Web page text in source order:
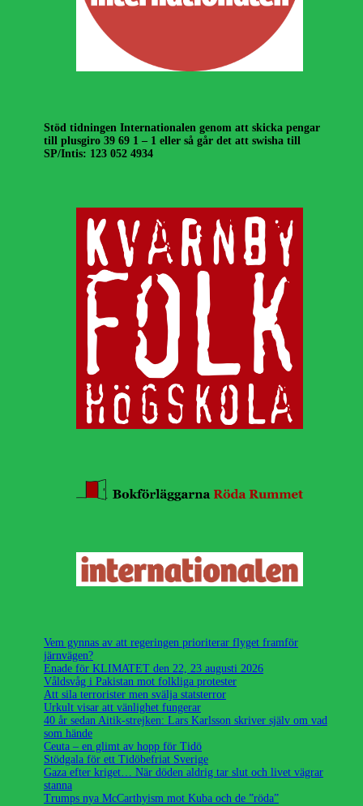
Stöd tidningen Internationalen genom att skicka pengar
till plusgiro 39 69 1 – 1 eller så går det att swisha till
SP/Intis: 123 052 4934
Vem gynnas av att regeringen prioriterar flyget framför
järnvägen?
Enade för KLIMATET den 22, 23 augusti 2026
Våldsvåg i Pakistan mot folkliga protester
Att sila terrorister men svälja statsterror
Urkult visar att vänlighet fungerar
40 år sedan Aitik-strejken: Lars Karlsson skriver själv om vad
som hände
Ceuta – en glimt av hopp för Tidö
Stödgala för ett Tidöbefriat Sverige
Gaza efter kriget… När döden aldrig tar slut och livet vägrar
stanna
Trumps nya McCarthyism mot Kuba och de ”röda”